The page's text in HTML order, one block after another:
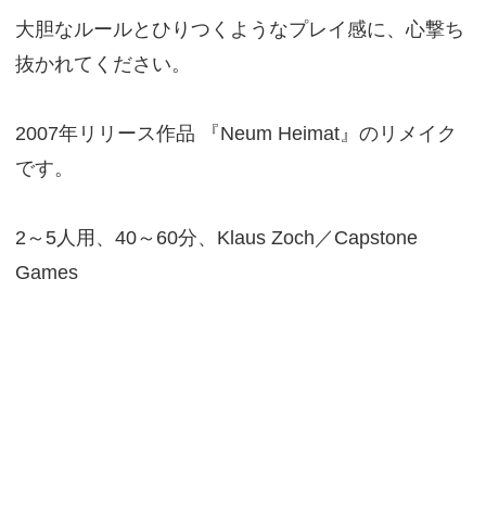
大胆なルールとひりつくようなプレイ感に、心撃ち
抜かれてください。
2007年リリース作品 『Neum Heimat』のリメイク
です。
2～5人用、40～60分、Klaus Zoch／Capstone
Games